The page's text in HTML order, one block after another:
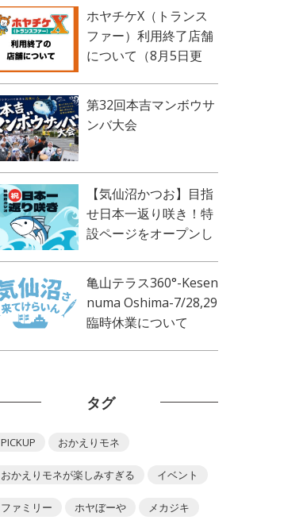
ホヤチケX（トランス
ファー）利用終了店舗
について（8月5日更
第32回本吉マンボウサ
ンバ大会
【気仙沼かつお】目指
せ日本一返り咲き！特
設ページをオープンし
亀山テラス360°-Kesen
numa Oshima-7/28,29
臨時休業について
タグ
PICKUP おかえりモネ
おかえりモネが楽しみすぎる イベント
ファミリー ホヤぼーや メカジキ